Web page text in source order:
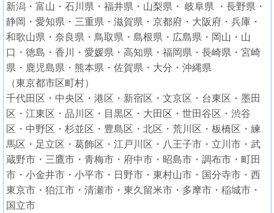
新潟・富山・石川県・福井県・山梨県・ 岐阜県 ・長野県・
静岡・愛知県・三重県・滋賀県・京都府・大阪府・兵庫・
和歌山県・奈良県・鳥取県・島根県・広島県・岡山・山
口・徳島・香川・愛媛県・高知県・福岡県・長崎県・宮崎
県・鹿児島県・熊本県・佐賀県・大分・沖縄県
（東京都市区町村）
千代田区・中央区・港区・新宿区・文京区・台東区・墨田
区・江東区・品川区・目黒区・大田区・世田谷区・渋谷
区・中野区・杉並区・豊島区・北区・荒川区・板橋区・練
馬区・足立区・葛飾区・江戸川区・八王子市・立川市・武
蔵野市・三鷹市・青梅市・府中市・昭島市・調布市・町田
市・小金井市・小平市・日野市・東村山市・国分寺市・西
東京市・狛江市・清瀬市・東久留米市・多摩市・稲城市・
国立市